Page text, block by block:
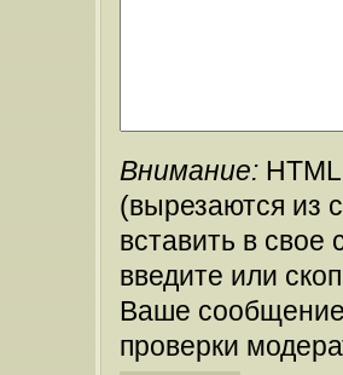
Внимание:
(вырезаются из
вставить в
введите или
Ваше
проверки